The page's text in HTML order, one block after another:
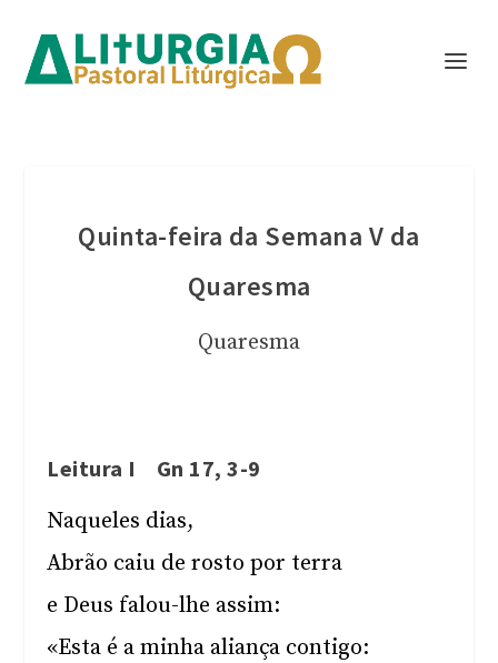
Quinta-feira da Semana V da
Quaresma
Quaresma
Leitura I Gn 17, 3-9
Naqueles dias,
Abrão caiu de rosto por terra
e Deus falou-lhe assim:
«Esta é a minha aliança contigo: